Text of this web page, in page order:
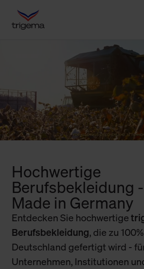
Hochwertige
Berufsbekleidung
Made in Germany
Entdecken Sie hochwertige
Berufsbekleidung, die zu
Deutschland gefertigt wird -
Unternehmen, Institutionen